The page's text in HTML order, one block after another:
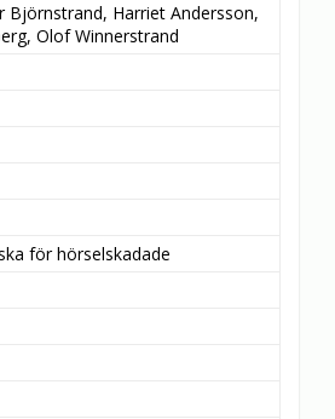
Björnstrand, Harriet Andersson,
Olof Winnerstrand
för hörselskadade